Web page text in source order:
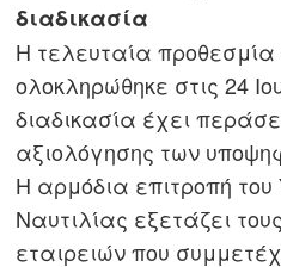
διαδικασία
Η τελευταία
ολοκληρώθηκε στις 24
διαδικασία έχει
αξιολόγησης των
Η αρμόδια επιτροπή του
Ναυτιλίας εξετάζει
εταιρειών που